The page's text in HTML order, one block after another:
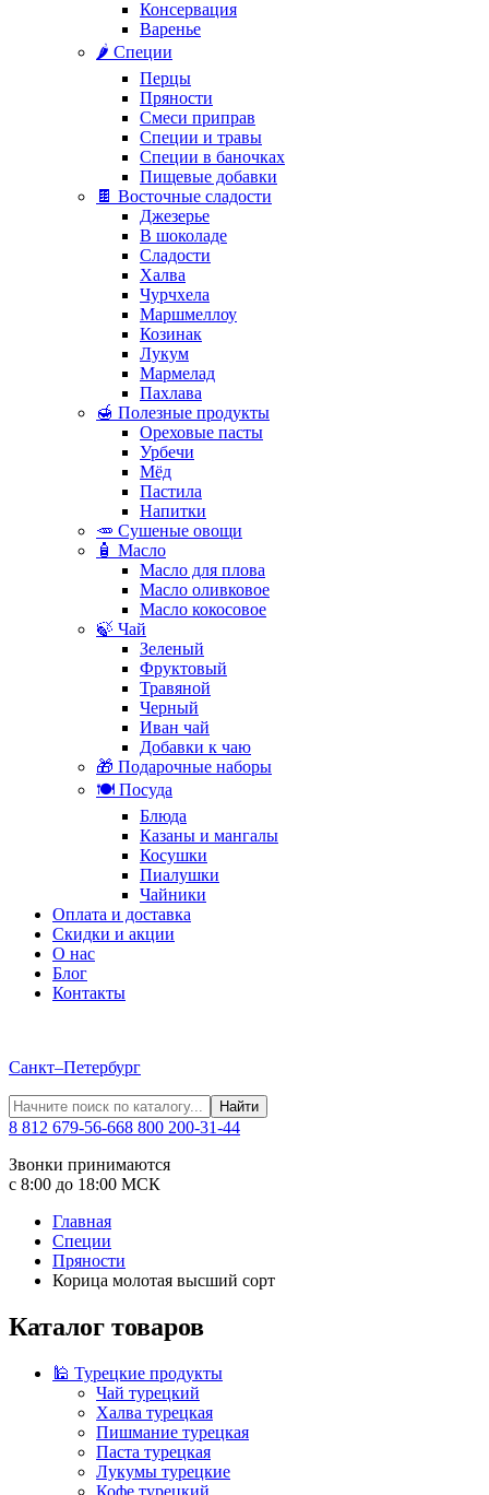
Консервация
Варенье
🌶️ Специи
Перцы
Пряности
Смеси приправ
Специи и травы
Специи в баночках
Пищевые добавки
🍫 Восточные сладости
Джезерье
В шоколаде
Сладости
Халва
Чурчхела
Маршмеллоу
Козинак
Лукум
Мармелад
Пахлава
🍯 Полезные продукты
Ореховые пасты
Урбечи
Мёд
Пастила
Напитки
🥕 Сушеные овощи
🧴 Масло
Масло для плова
Масло оливковое
Масло кокосовое
🍃 Чай
Зеленый
Фруктовый
Травяной
Черный
Иван чай
Добавки к чаю
🎁 Подарочные наборы
🍽️ Посуда
Блюда
Казаны и мангалы
Косушки
Пиалушки
Чайники
Оплата и доставка
Скидки и акции
О нас
Блог
Контакты
Санкт–Петербург
Найти
8 812 679-56-668 800 200-31-44
Звонки принимаются
с 8:00 до 18:00 МСК
Главная
Специи
Пряности
Корица молотая высший сорт
Каталог товаров
🕌 Турецкие продукты
Чай турецкий
Халва турецкая
Пишмание турецкая
Паста турецкая
Лукумы турецкие
Кофе турецкий